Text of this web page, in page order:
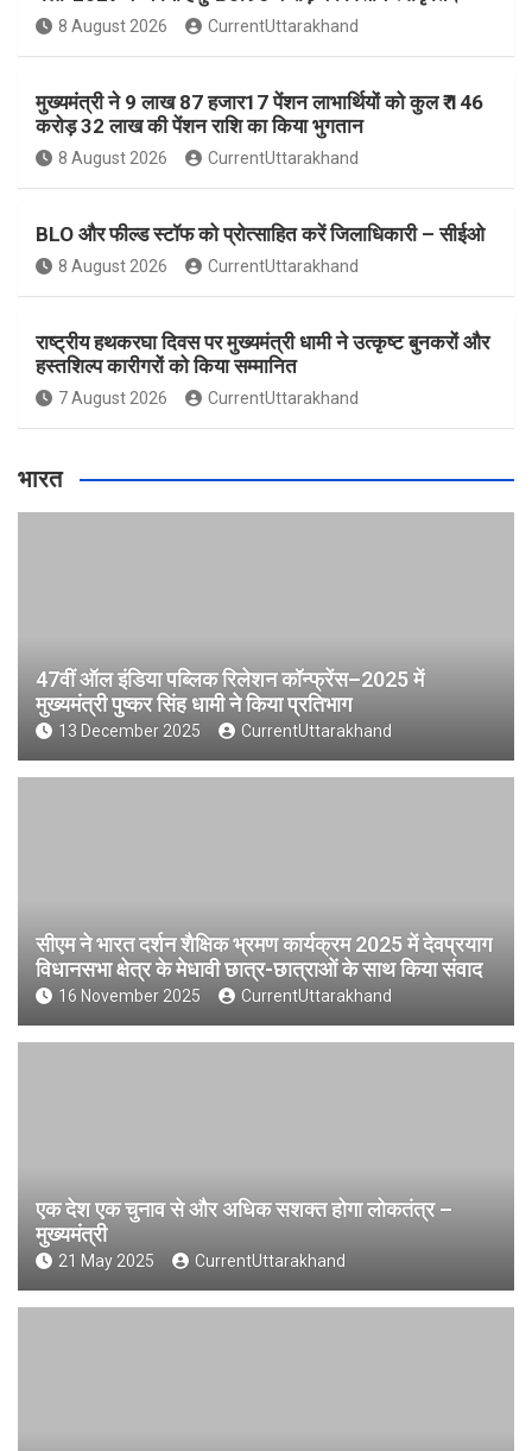
8 August 2026 CurrentUttarakhand
मुख्यमंत्री ने 9 लाख 87 हजार17 पेंशन लाभार्थियों को कुल ₹ 146
करोड़ 32 लाख की पेंशन राशि का किया भुगतान
8 August 2026 CurrentUttarakhand
BLO और फील्ड स्टॉफ को प्रोत्साहित करें जिलाधिकारी – सीईओ
8 August 2026 CurrentUttarakhand
राष्ट्रीय हथकरघा दिवस पर मुख्यमंत्री धामी ने उत्कृष्ट बुनकरों और
हस्तशिल्प कारीगरों को किया सम्मानित
7 August 2026 CurrentUttarakhand
भारत
47वीं ऑल इंडिया पब्लिक रिलेशन कॉन्फ्रेंस–2025 में
मुख्यमंत्री पुष्कर सिंह धामी ने किया प्रतिभाग
13 December 2025 CurrentUttarakhand
सीएम ने भारत दर्शन शैक्षिक भ्रमण कार्यक्रम 2025 में देवप्रयाग
विधानसभा क्षेत्र के मेधावी छात्र-छात्राओं के साथ किया संवाद
16 November 2025 CurrentUttarakhand
एक देश एक चुनाव से और अधिक सशक्त होगा लोकतंत्र –
मुख्यमंत्री
21 May 2025 CurrentUttarakhand